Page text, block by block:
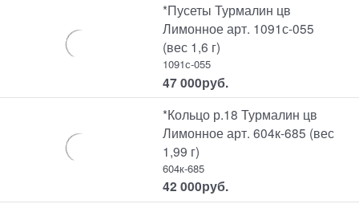
*Пусеты Турмалин цв
Лимонное арт. 1091с-055
(вес 1,6 г)
1091с-055
47 000руб.
*Кольцо р.18 Турмалин цв
Лимонное арт. 604к-685 (вес
1,99 г)
604к-685
42 000руб.